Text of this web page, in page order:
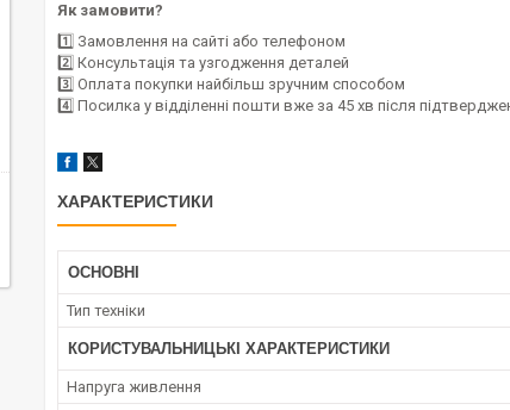
Як замовити?
1️⃣ Замовлення на сайті або телефоном
2️⃣ Консультація та узгодження деталей
3️⃣ Оплата покупки найбільш зручним способом
4️⃣ Посилка у відділенні пошти вже за 45 хв після
ХАРАКТЕРИСТИКИ
ОСНОВНІ
Тип техніки
КОРИСТУВАЛЬНИЦЬКІ ХАРАКТЕРИСТИКИ
Напруга живлення